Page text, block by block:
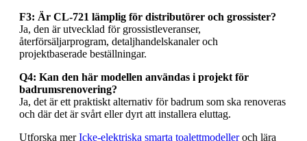
F3: Är CL-721 lämplig för distributörer och grossister?
Ja, den är utvecklad för grossistleveranser,
återförsäljarprogram, detaljhandelskanaler och
projektbaserade beställningar.
Q4: Kan den här modellen användas i projekt för
badrumsrenovering?
Ja, det är ett praktiskt alternativ för badrum som ska renoveras
och där det är svårt eller dyrt att installera eluttag.
Utforska merIcke-elektriska smarta toalettmodelleroch lära